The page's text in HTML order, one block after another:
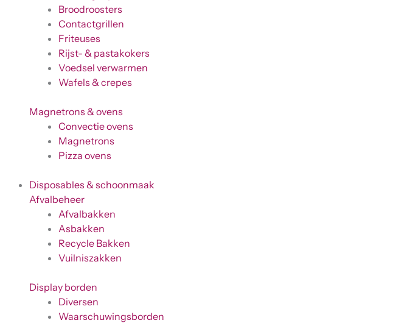
Broodroosters
Contactgrillen
Friteuses
Rijst- & pastakokers
Voedsel verwarmen
Wafels & crepes
Magnetrons & ovens
Convectie ovens
Magnetrons
Pizza ovens
Disposables & schoonmaak
Afvalbeheer
Afvalbakken
Asbakken
Recycle Bakken
Vuilniszakken
Display borden
Diversen
Waarschuwingsborden